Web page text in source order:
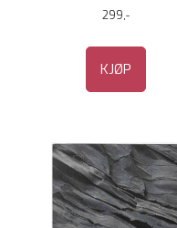
299,-
KJØP